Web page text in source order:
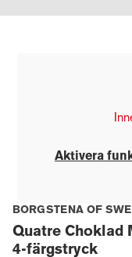
Aktivera
BORGSTENA OF
Quatre Choklad
4-färgstryck